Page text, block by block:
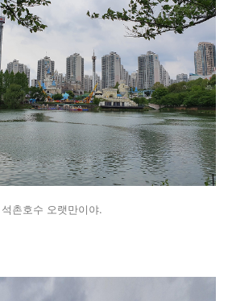
석촌호수 오랫만이야.